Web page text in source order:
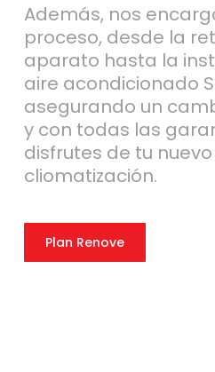
Además, nos
proceso, desde la
aparato hasta la
aire acondicionado
asegurando un
y con todas las
disfrutes de tu
cliomatización.
Plan Renove